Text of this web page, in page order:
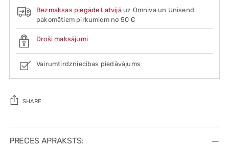
Bezmaksas piegāde Latvijā uz Omniva un Unisend
pakomātiem pirkumiem no 50 €
Droši maksājumi
Vairumtirdzniecības piedāvājums
SHARE
Adding
product
PRECES APRAKSTS: